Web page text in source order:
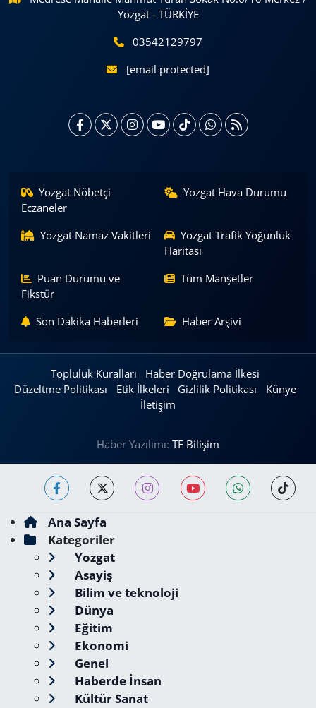
Yozgat - TÜRKİYE
03542129797
[email protected]
Yozgat Nöbetçi
Eczaneler
Yozgat Hava Durumu
Yozgat Namaz Vakitleri
Yozgat Trafik Yoğunluk
Haritası
Puan Durumu ve
Fikstür
Tüm Manşetler
Son Dakika Haberleri Haber Arşivi
Topluluk Kuralları
Haber Doğrulama İlkesi
Düzeltme Politikası
Etik İlkeleri Gizlilik Politikası
Künye
İletişim
Haber Yazılımı: TE Bilişim
Ana Sayfa
Kategoriler
Yozgat
Asayiş
Bilim ve teknoloji
Dünya
Eğitim
Ekonomi
Genel
Haberde İnsan
Kültür Sanat